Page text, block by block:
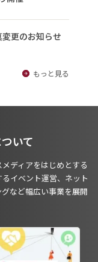
変更のお知らせ
もっと見る
いて
ディアをはじめとする
イベント運営、ネット
など幅広い事業を展開